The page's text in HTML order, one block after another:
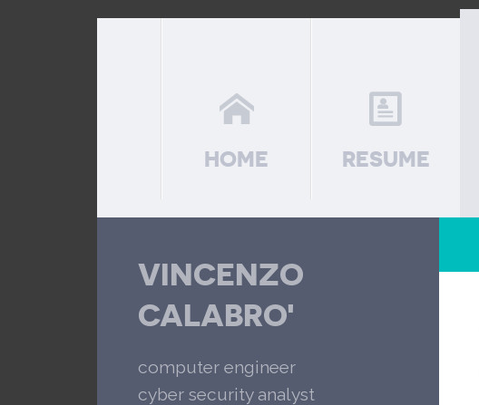
HOME RESUME
VINCENZO
CALABRO'
computer engineer
cyber security analyst